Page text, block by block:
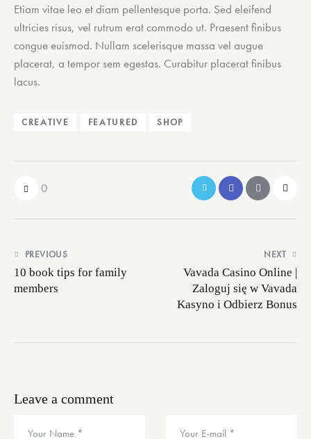
Etiam vitae leo et diam pellentesque porta. Sed eleifend
ultricies risus, vel rutrum erat commodo ut. Praesent finibus
congue euismod. Nullam scelerisque massa vel augue
placerat, a tempor sem egestas. Curabitur placerat finibus
lacus.
CREATIVE FEATURED SHOP
0
Post
navigation
PREVIOUS
10 book tips for family
members
NEXT
Vavada Casino Online |
Zaloguj się w Vavada
Kasyno i Odbierz Bonus
Leave a comment